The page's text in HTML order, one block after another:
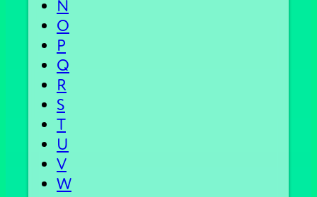
N
O
P
Q
R
S
T
U
V
W